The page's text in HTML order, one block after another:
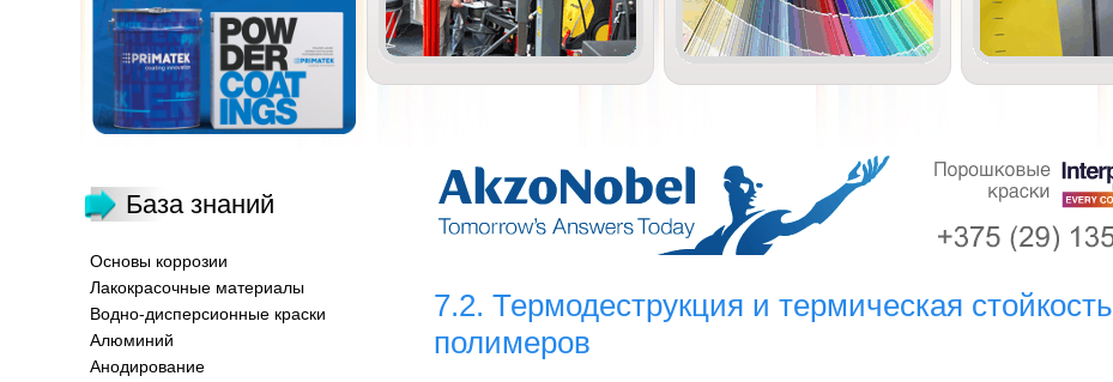
База знаний
Основы коррозии
Лакокрасочные материалы
Водно-дисперсионные краски
Алюминий
Анодирование
7.2. Термодеструкция и термическая стойкость
полимеров